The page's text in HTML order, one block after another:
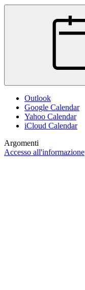
Outlook
Google Calendar
Yahoo Calendar
iCloud Calendar
Argomenti
Accesso all'informazione